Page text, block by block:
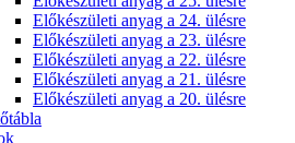
Előkészületi anyag a 24. ülésre
Előkészületi anyag a 23. ülésre
Előkészületi anyag a 22. ülésre
Előkészületi anyag a 21. ülésre
Előkészületi anyag a 20. ülésre